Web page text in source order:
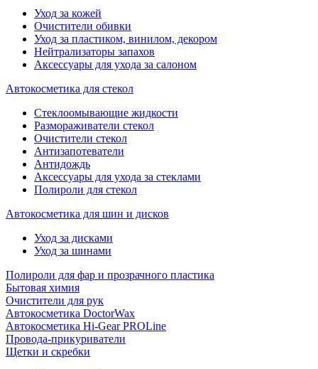
Уход за кожей
Очистители обивки
Уход за пластиком, винилом, декором
Нейтрализаторы запахов
Аксессуары для ухода за салоном
Автокосметика для стекол
Стеклоомывающие жидкости
Размораживатели стекол
Очистители стекол
Антизапотеватели
Антидождь
Аксессуары для ухода за стеклами
Полироли для стекол
Автокосметика для шин и дисков
Уход за дисками
Уход за шинами
Полироли для фар и прозрачного пластика
Бытовая химия
Очистители для рук
Автокосметика DoctorWax
Автокосметика Hi-Gear PROLine
Провода-прикуриватели
Щетки и скребки